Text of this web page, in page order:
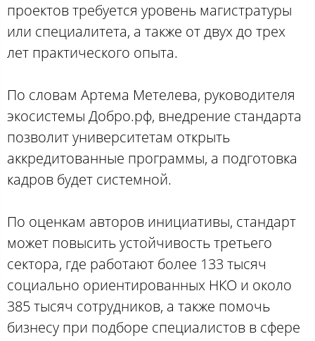
проектов требуется уровень магистратуры
или специалитета, а также от двух до трех
лет практического опыта.
По словам Артема Метелева, руководителя
экосистемы Добро.рф, внедрение стандарта
позволит университетам открыть
аккредитованные программы, а подготовка
кадров будет системной.
По оценкам авторов инициативы, стандарт
может повысить устойчивость третьего
сектора, где работают более 133 тысяч
социально ориентированных НКО и около
385 тысяч сотрудников, а также помочь
бизнесу при подборе специалистов в сфере